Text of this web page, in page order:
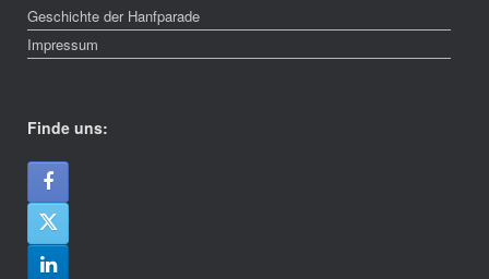
Geschichte der Hanfparade
Impressum
Finde uns: